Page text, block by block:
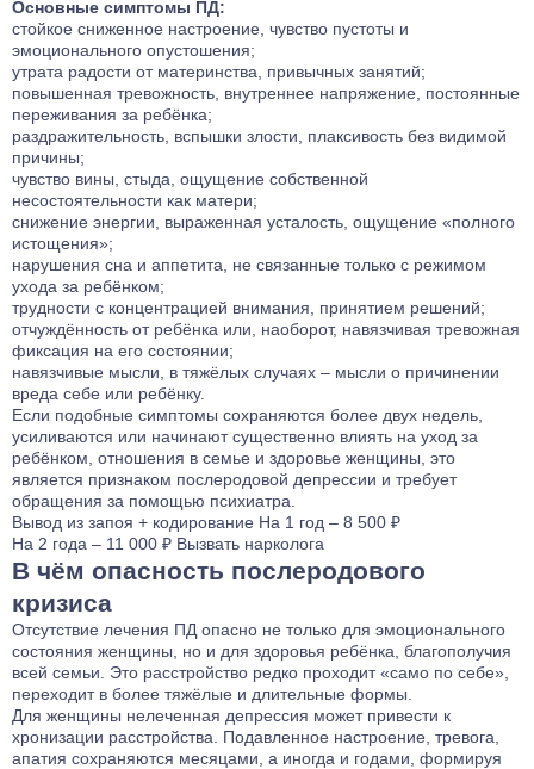
Основные симптомы ПД:
стойкое сниженное настроение, чувство пустоты и
эмоционального опустошения;
утрата радости от материнства, привычных занятий;
повышенная тревожность, внутреннее напряжение, постоянные
переживания за ребёнка;
раздражительность, вспышки злости, плаксивость без видимой
причины;
чувство вины, стыда, ощущение собственной
несостоятельности как матери;
снижение энергии, выраженная усталость, ощущение «полного
истощения»;
нарушения сна и аппетита, не связанные только с режимом
ухода за ребёнком;
трудности с концентрацией внимания, принятием решений;
отчуждённость от ребёнка или, наоборот, навязчивая тревожная
фиксация на его состоянии;
навязчивые мысли, в тяжёлых случаях – мысли о причинении
вреда себе или ребёнку.
Если подобные симптомы сохраняются более двух недель,
усиливаются или начинают существенно влиять на уход за
ребёнком, отношения в семье и здоровье женщины, это
является признаком послеродовой депрессии и требует
обращения за помощью психиатра.
Вывод из запоя + кодирование На 1 год – 8 500 ₽
На 2 года – 11 000 ₽ Вызвать нарколога
В чём опасность послеродового
кризиса
Отсутствие лечения ПД опасно не только для эмоционального
состояния женщины, но и для здоровья ребёнка, благополучия
всей семьи. Это расстройство редко проходит «само по себе»,
переходит в более тяжёлые и длительные формы.
Для женщины нелеченная депрессия может привести к
хронизации расстройства. Подавленное настроение, тревога,
апатия сохраняются месяцами, а иногда и годами, формируя